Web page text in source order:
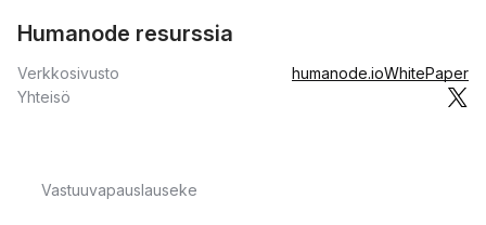
Humanode resurssia
Verkkosivusto humanode.ioWhitePaper
Yhteisö
Vastuuvapauslauseke